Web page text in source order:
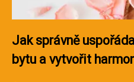
Jak správně
bytu a vytvořit